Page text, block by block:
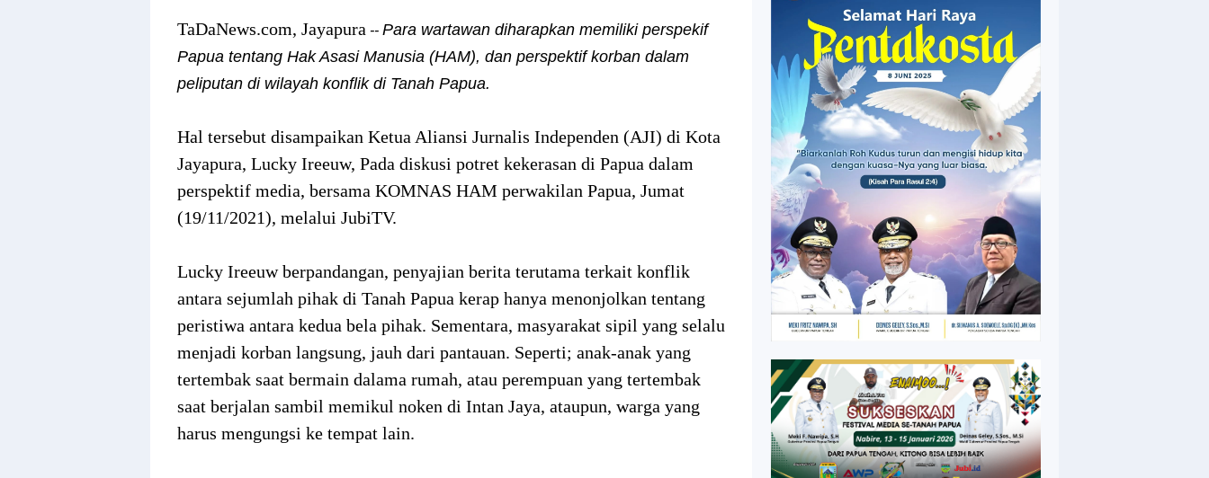
TaDaNews.com, Jayapura -- Para wartawan diharapkan memiliki perspekif
Papua tentang Hak Asasi Manusia (HAM), dan perspektif korban dalam
peliputan di wilayah konflik di Tanah Papua.
Hal tersebut disampaikan Ketua Aliansi Jurnalis Independen (AJI) di Kota
Jayapura, Lucky Ireeuw, Pada diskusi potret kekerasan di Papua dalam
perspektif media, bersama KOMNAS HAM perwakilan Papua, Jumat
(19/11/2021), melalui JubiTV.
Lucky Ireeuw berpandangan, penyajian berita terutama terkait konflik
antara sejumlah pihak di Tanah Papua kerap hanya menonjolkan tentang
peristiwa antara kedua bela pihak. Sementara, masyarakat sipil yang selalu
menjadi korban langsung, jauh dari pantauan. Seperti; anak-anak yang
tertembak saat bermain dalama rumah, atau perempuan yang tertembak
saat berjalan sambil memikul noken di Intan Jaya, ataupun, warga yang
harus mengungsi ke tempat lain.